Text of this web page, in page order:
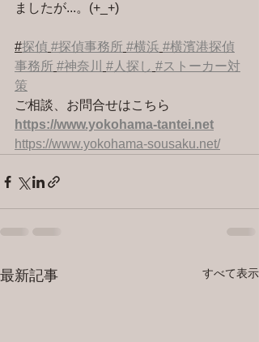
ましたが...。(+_+)
#探偵 #探偵事務所 #横浜 #横濱港探偵
事務所 #神奈川 #人探し #ストーカー対
策
ご相談、お問合せはこちら
https://www.yokohama-tantei.net
https://www.yokohama-sousaku.net/
最新記事 すべて表示